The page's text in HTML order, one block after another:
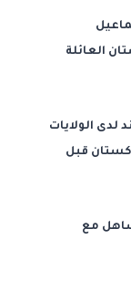
العائلة
لدى الولايات
قبل
مع